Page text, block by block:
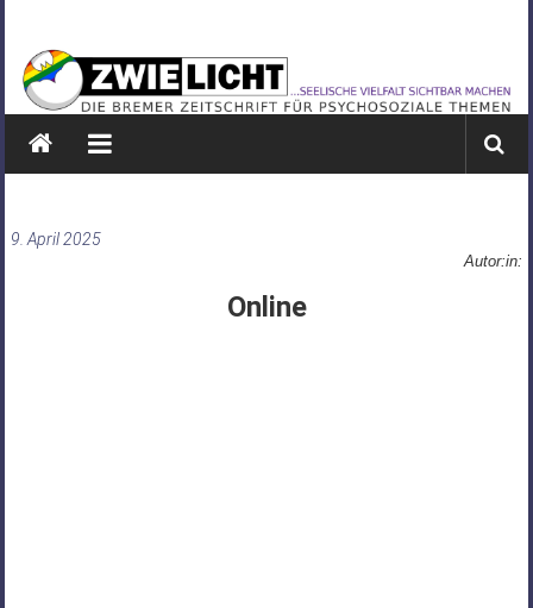
springen
ZWIELICHT
BREMEN
DIE
PSYCHOSOZIALE
9. April 2025
Autor:in:
Online